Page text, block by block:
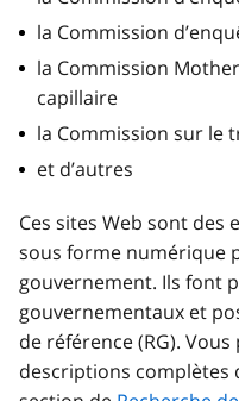
la Commission
la Commission
capillaire
la Commission sur le
et d’autres
Ces sites Web sont des
sous forme numérique
gouvernement. Ils font
gouvernementaux et
de référence (RG).
descriptions complètes